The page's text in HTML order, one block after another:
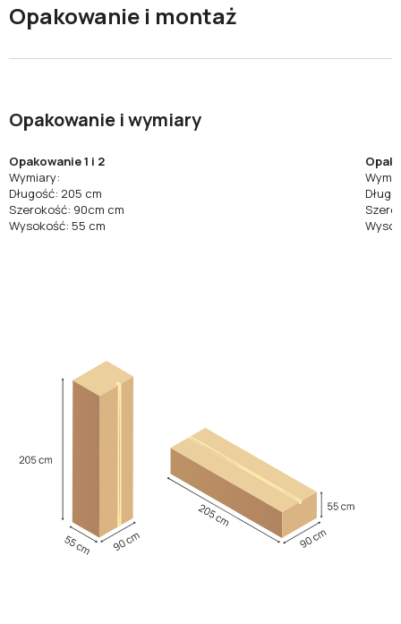
Opakowanie i montaż
Opakowanie i wymiary
Opakowanie 1 i 2
Wymiary:
Długość: 205 cm
Szerokość: 90cm cm
Wysokość: 55 cm